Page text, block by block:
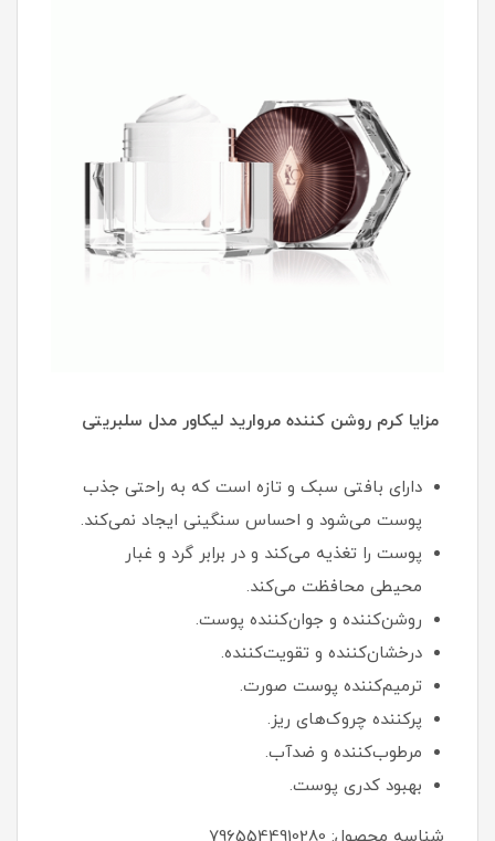
مزایا کرم روشن کننده مروارید لیکاور مدل سلبریتی
دارای بافتی سبک و تازه است که به راحتی جذب
پوست می‌شود و احساس سنگینی ایجاد نمی‌کند.
پوست را تغذیه می‌کند و در برابر گرد و غبار
محیطی محافظت می‌کند.
روشن‌کننده و جوان‌کننده پوست.
درخشان‌کننده و تقویت‌کننده.
ترمیم‌کننده پوست صورت.
پرکننده چروک‌های ریز.
مرطوب‌کننده و ضدآب.
بهبود کدری پوست.